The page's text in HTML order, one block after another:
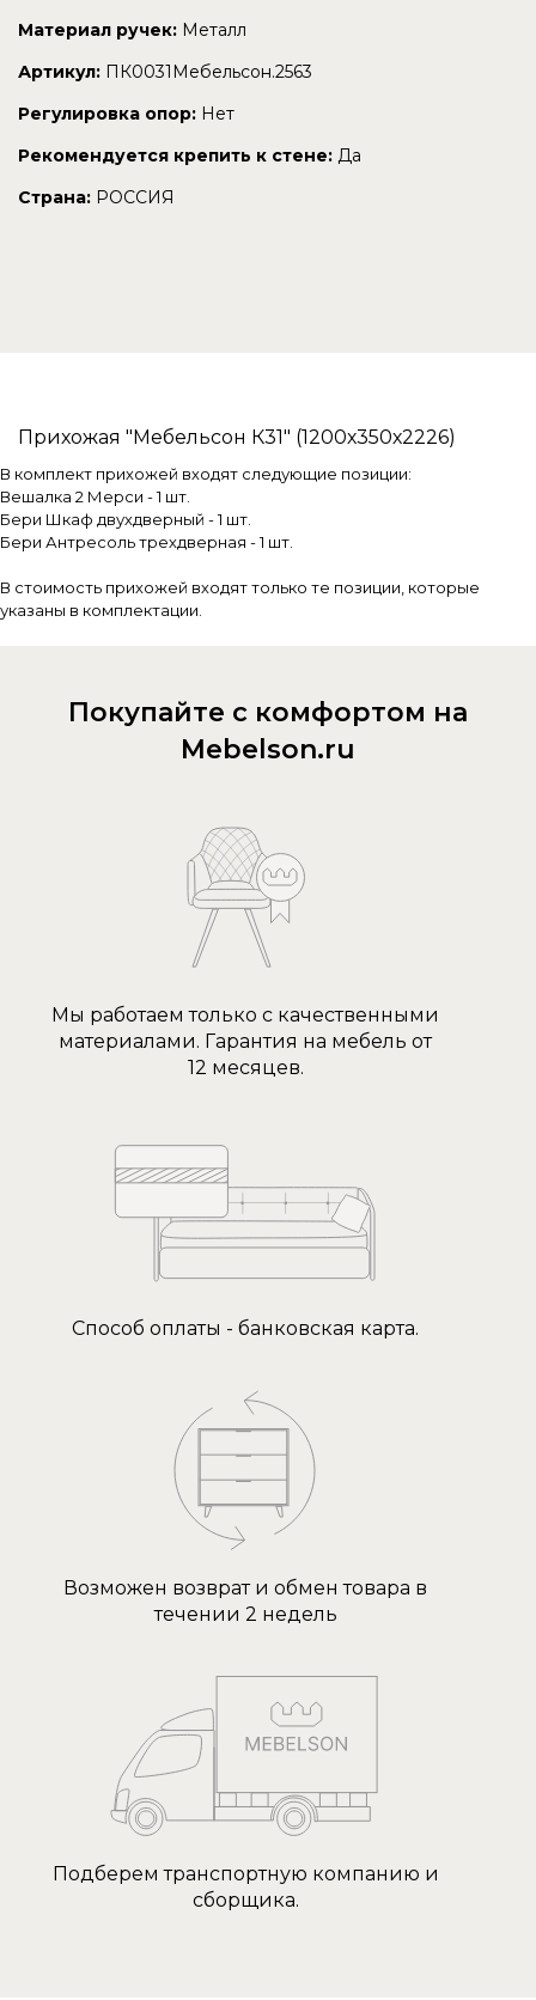
Прихожая "Мебельсон К31" (1200х350х2226)
Материал ручек: Металл
Артикул: ПК0031Мебельсон.2563
Регулировка опор: Нет
Рекомендуется крепить к стене: Да
Страна: РОССИЯ
В комплект прихожей входят следующие позиции:
Вешалка 2 Мерси - 1 шт.
Бери Шкаф двухдверный - 1 шт.
Бери Антресоль трехдверная - 1 шт.
В стоимость прихожей входят только те позиции, которые
указаны в комплектации.
Покупайте с комфортом на
Mebelson.ru
Мы работаем только с качественными
материалами. Гарантия на мебель от
12 месяцев.
Способ оплаты - банковская карта.
Возможен возврат и обмен товара в
течении 2 недель
Подберем транспортную компанию и
сборщика.